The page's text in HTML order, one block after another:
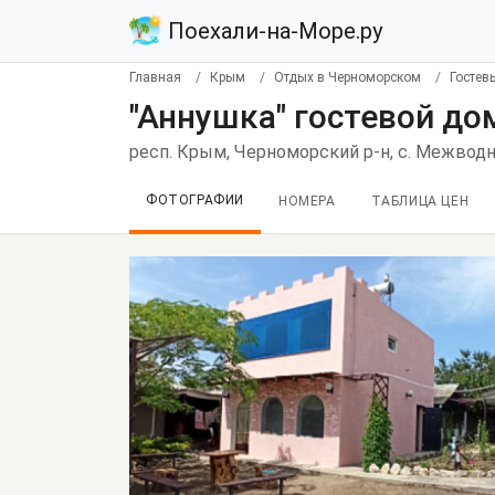
Поехали-на-Море.ру
Главная Крым Отдых в Черноморском
"Аннушка" гостевой
респ. Крым, Черноморский р-н, с.
ФОТОГРАФИИ НОМЕРА ТАБЛИЦА ЦЕН